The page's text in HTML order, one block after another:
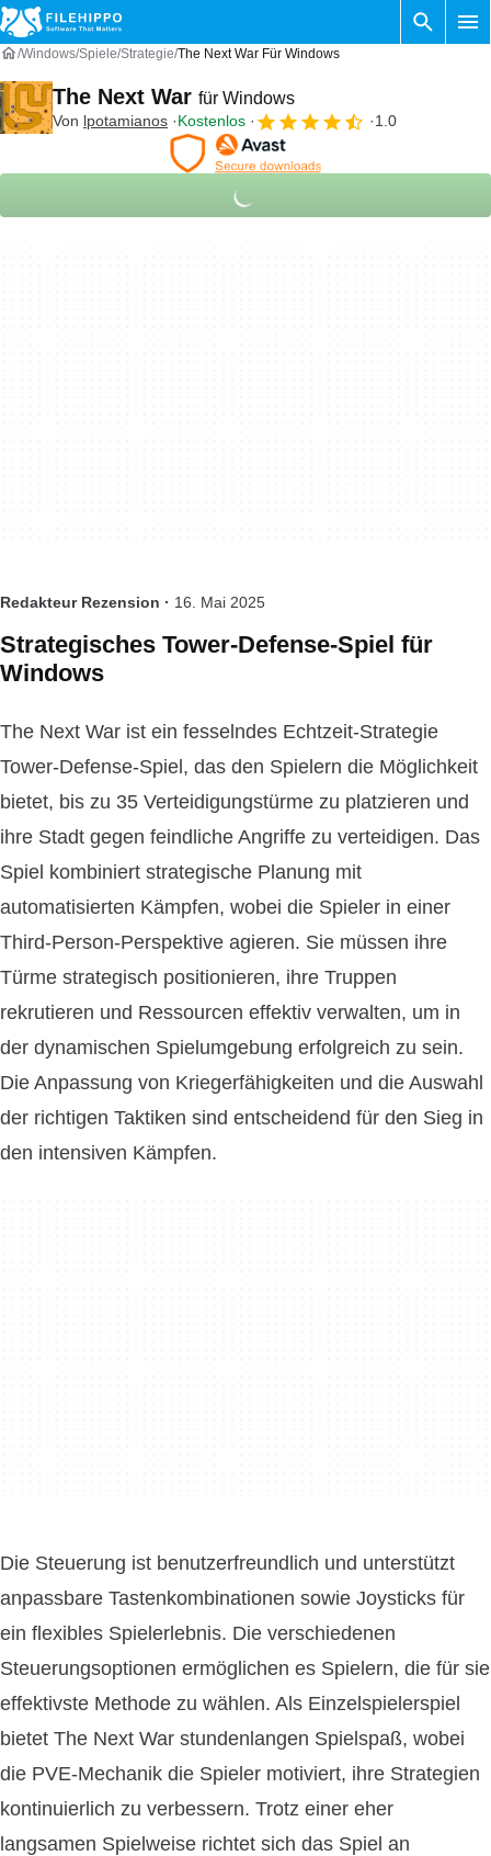
Windows Spiele Strategie The Next War Für Windows
The Next War für Windows
Von lpotamianos Kostenlos 1.0
Redakteur Rezension · 16. Mai 2025
Strategisches Tower-Defense-Spiel für
Windows
The Next War ist ein fesselndes Echtzeit-Strategie
Tower-Defense-Spiel, das den Spielern die Möglichkeit
bietet, bis zu 35 Verteidigungstürme zu platzieren und
ihre Stadt gegen feindliche Angriffe zu verteidigen. Das
Spiel kombiniert strategische Planung mit
automatisierten Kämpfen, wobei die Spieler in einer
Third-Person-Perspektive agieren. Sie müssen ihre
Türme strategisch positionieren, ihre Truppen
rekrutieren und Ressourcen effektiv verwalten, um in
der dynamischen Spielumgebung erfolgreich zu sein.
Die Anpassung von Kriegerfähigkeiten und die Auswahl
der richtigen Taktiken sind entscheidend für den Sieg in
den intensiven Kämpfen.
Die Steuerung ist benutzerfreundlich und unterstützt
anpassbare Tastenkombinationen sowie Joysticks für
ein flexibles Spielerlebnis. Die verschiedenen
Steuerungsoptionen ermöglichen es Spielern, die für sie
effektivste Methode zu wählen. Als Einzelspielerspiel
bietet The Next War stundenlangen Spielspaß, wobei
die PVE-Mechanik die Spieler motiviert, ihre Strategien
kontinuierlich zu verbessern. Trotz einer eher
langsamen Spielweise richtet sich das Spiel an